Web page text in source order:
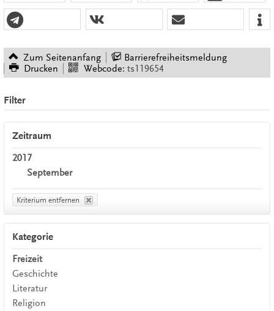
Zum Seitenanfang
Barrierefreiheitsmeldung
Drucken
Webcode: ts119654
Filter
Zeitraum
2017
September
Kriterium entfernen
Kategorie
Freizeit
Geschichte
Literatur
Religion